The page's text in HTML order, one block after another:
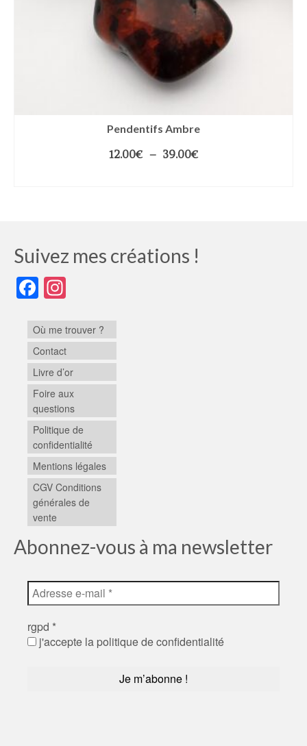
Pendentifs Ambre
12.00€ – 39.00€
Suivez mes créations !
Facebook
Où me trouver ?
Contact
Livre d’or
Foire aux
questions
Politique de
confidentialité
Mentions légales
CGV Conditions
générales de
vente
Abonnez-vous à ma newsletter
rgpd *
j'accepte la politique de confidentialité